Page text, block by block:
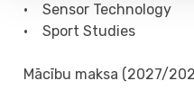
• Sensor Technology
• Sport Studies
Mācību maksa (2027/